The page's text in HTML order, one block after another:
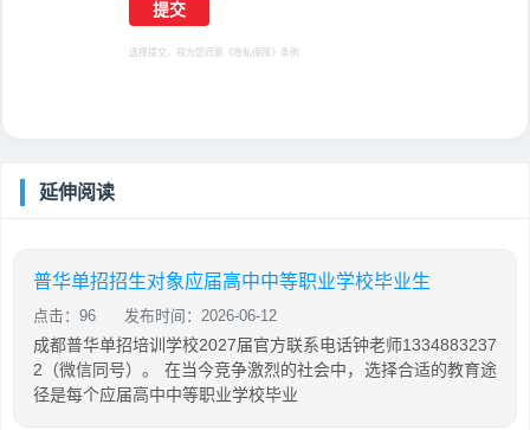
选择提交，视为您同意 《隐私保障》 条例
延伸阅读
普华单招招生对象应届高中中等职业学校毕业生
点击：96 发布时间：2026-06-12
成都普华单招培训学校2027届官方联系电话钟老师1334883237
2（微信同号）。 在当今竞争激烈的社会中，选择合适的教育途
径是每个应届高中中等职业学校毕业